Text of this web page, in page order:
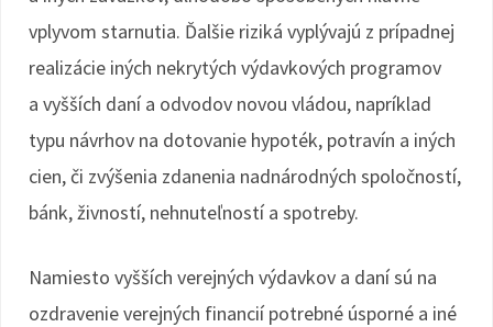
vplyvom starnutia. Ďalšie riziká vyplývajú z prípadnej
realizácie iných nekrytých výdavkových programov
a vyšších daní a odvodov novou vládou, napríklad
typu návrhov na dotovanie hypoték, potravín a iných
cien, či zvýšenia zdanenia nadnárodných spoločností,
bánk, živností, nehnuteľností a spotreby.
Namiesto vyšších verejných výdavkov a daní sú na
ozdravenie verejných financií potrebné úsporné a iné